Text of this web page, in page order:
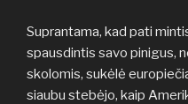
Suprantama, kad pati
spausdintis savo pinigus,
skolomis, sukėlė
siaubu stebėjo, kaip